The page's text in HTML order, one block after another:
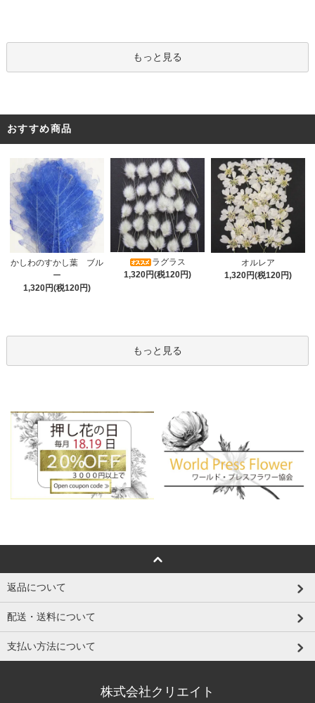
もっと見る
おすすめ商品
かしわのすかし葉 ブル
ー
1,320円(税120円)
ラグラス
1,320円(税120円)
オルレア
1,320円(税120円)
もっと見る
返品について
配送・送料について
支払い方法について
株式会社クリエイト